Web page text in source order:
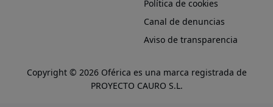
Política de cookies
Canal de denuncias
Aviso de transparencia
Copyright © 2026 Oférica es una marca registrada de
PROYECTO CAURO S.L.